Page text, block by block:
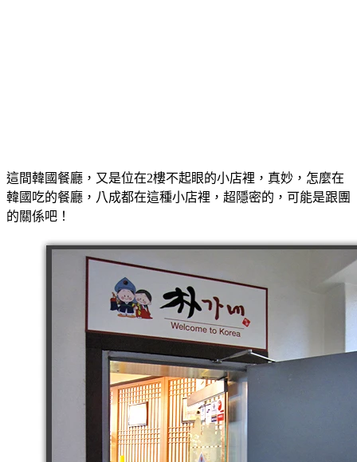
這間韓國餐廳，又是位在2樓不起眼的小店裡，真妙，怎麼在
韓國吃的餐廳，八成都在這種小店裡，超隱密的，可能是跟團
的關係吧！